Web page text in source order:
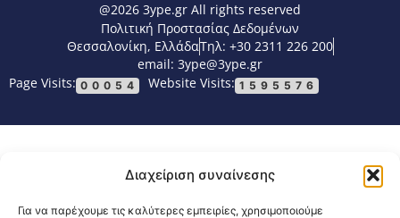
Διαχείριση συναίνεσης
Για να παρέχουμε τις καλύτερες εμπειρίες, χρησιμοποιούμε
@2026 3ype.gr All rights reserved
Πολιτική Προστασίας Δεδομένων
Θεσσαλονίκη, ΕλλάδαΤηλ: +30 2311 226 200
email: 3ype@3ype.gr
Page Visits: 00054 Website Visits: 1595576